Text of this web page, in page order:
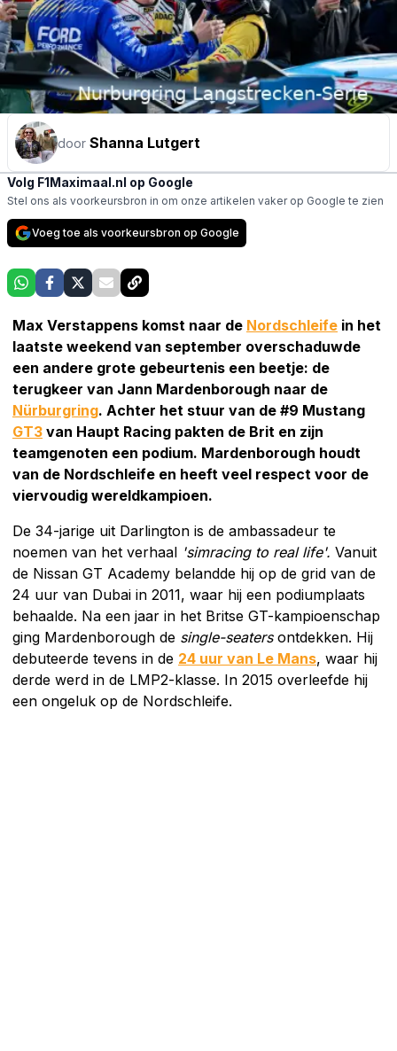
door Shanna Lutgert
Volg F1Maximaal.nl op Google
Stel ons als voorkeursbron in om onze artikelen vaker op Google te zien
Voeg toe als voorkeursbron op Google
Max Verstappens komst naar de Nordschleife in het
laatste weekend van september overschaduwde
een andere grote gebeurtenis een beetje: de
terugkeer van Jann Mardenborough naar de
Nürburgring. Achter het stuur van de #9 Mustang
GT3 van Haupt Racing pakten de Brit en zijn
teamgenoten een podium. Mardenborough houdt
van de Nordschleife en heeft veel respect voor de
viervoudig wereldkampioen.
De 34-jarige uit Darlington is de ambassadeur te
noemen van het verhaal 'simracing to real life'. Vanuit
de Nissan GT Academy belandde hij op de grid van de
24 uur van Dubai in 2011, waar hij een podiumplaats
behaalde. Na een jaar in het Britse GT-kampioenschap
ging Mardenborough de single-seaters ontdekken. Hij
debuteerde tevens in de 24 uur van Le Mans, waar hij
derde werd in de LMP2-klasse. In 2015 overleefde hij
een ongeluk op de Nordschleife.